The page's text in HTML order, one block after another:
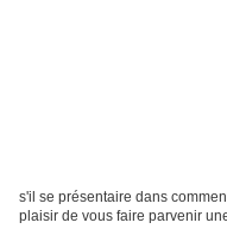
s'il se présentaire dans
plaisir de vous faire parvenir